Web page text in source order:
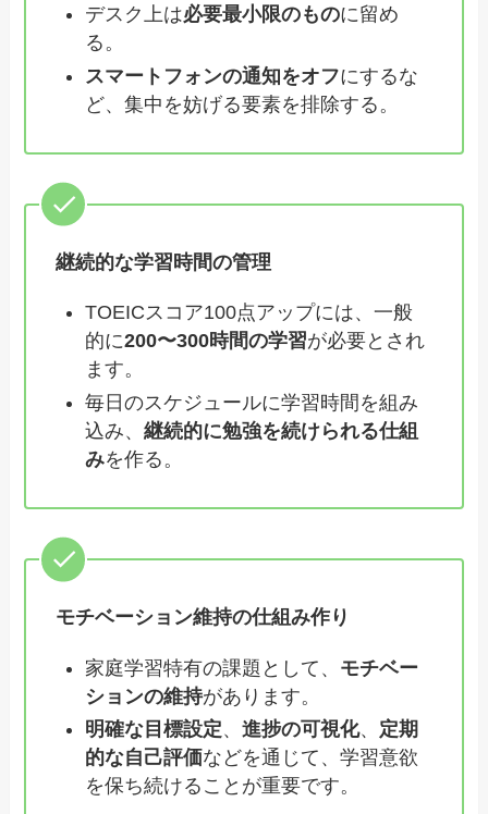
デスク上は必要最小限のものに留め
る。
スマートフォンの通知をオフにするな
ど、集中を妨げる要素を排除する。
継続的な学習時間の管理
TOEICスコア100点アップには、一般
的に200〜300時間の学習が必要とされ
ます。
毎日のスケジュールに学習時間を組み
込み、継続的に勉強を続けられる仕組
みを作る。
モチベーション維持の仕組み作り
家庭学習特有の課題として、 モチベー
ションの維持があります。
明確な目標設定、進捗の可視化、 定期
的な自己評価などを通じて、学習意欲
を保ち続けることが重要です。